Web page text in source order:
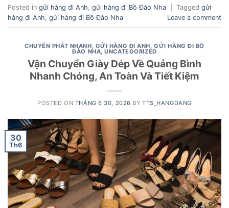
Posted in gửi hàng đi Anh, gửi hàng đi Bồ Đào Nha Tagged gửi
hàng đi Anh, gửi hàng đi Bồ Đào Nha Leave a comment
CHUYỂN PHÁT NHANH, GỬI HÀNG ĐI ANH,GỬI HÀNG ĐI BỒ
ĐÀO NHA,UNCATEGORIZED
Vận Chuyển Giày Dép Về Quảng Bình
Nhanh Chóng, An Toàn Và Tiết Kiệm
POSTED ON THÁNG 6 30, 2026 BYTTS_HANGDANG
30
Th6